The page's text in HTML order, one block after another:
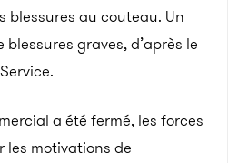
blessures au couteau. Un
graves, d’après le
a été fermé, les forces
les motivations de